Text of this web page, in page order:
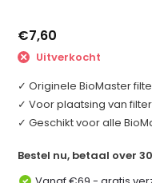
€7,60
Uitverkocht
✓ Originele BioMaster
✓ Voor plaatsing van
✓ Geschikt voor alle
Bestel nu, betaal over